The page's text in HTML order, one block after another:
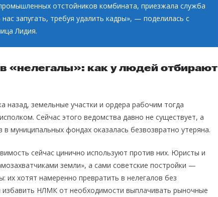
отстойников комбината, приезжала служба
запугать, требуя удалить кадры», — поделилась с
Лидия.
«нелегалы»: как у людей отбирают
назад, земельные участки и ордера рабочим тогда
Сейчас этого ведомства давно не существует, а
муниципальных фондах оказалась безвозвратно утеряна.
сейчас цинично используют против них. Юристы и
земли», а сами советские постройки —
их хотят намеренно превратить в нелегалов без
НЛМК от необходимости выплачивать рыночные